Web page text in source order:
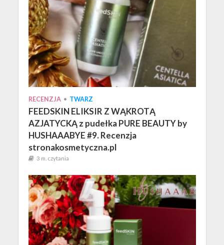
RECENZJA • TWARZ
FEEDSKIN ELIKSIR Z WĄKROTĄ
AZJATYCKĄ z pudełka PURE BEAUTY by
HUSHAAABYE #9. Recenzja
stronakosmetyczna.pl
3 m. czytania